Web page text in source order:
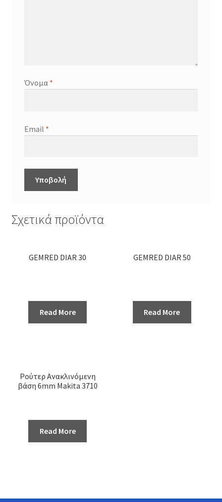
Όνομα *
Email *
Σχετικά προϊόντα
GEMRED DIAR 30
Read More
GEMRED DIAR 50
Read More
Ρούτερ Ανακλινόμενη
βάση 6mm Makita 3710
Read More